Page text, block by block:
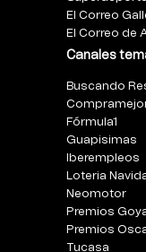
El Correo
El Correo de
Canales
Buscando
Fórmula1
Guapisimas
Iberempleos
Loteria
Neomotor
Premios
Premios
Tucasa